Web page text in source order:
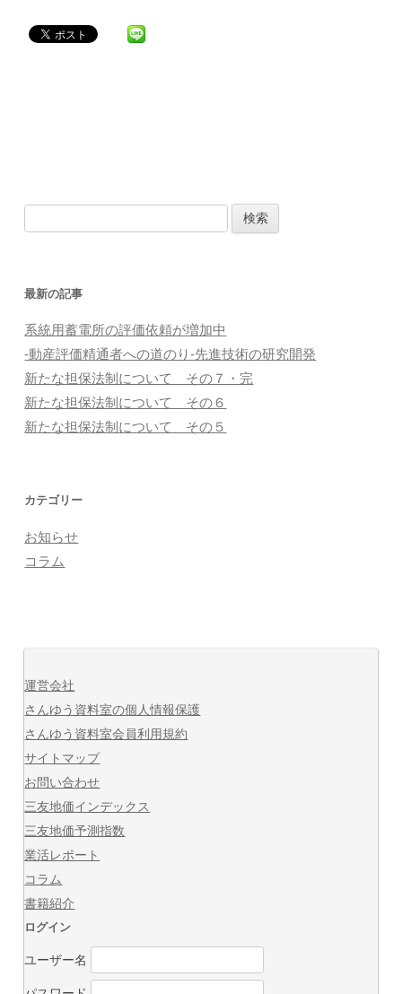
検
索
最新の記事
系統用蓄電所の評価依頼が増加中
-動産評価精通者への道のり-先進技術の研究開発
新たな担保法制について その７・完
新たな担保法制について その６
新たな担保法制について その５
カテゴリー
お知らせ
コラム
運営会社
さんゆう資料室の個人情報保護
さんゆう資料室会員利用規約
サイトマップ
お問い合わせ
三友地価インデックス
三友地価予測指数
業活レポート
コラム
書籍紹介
ログイン
ユーザー名